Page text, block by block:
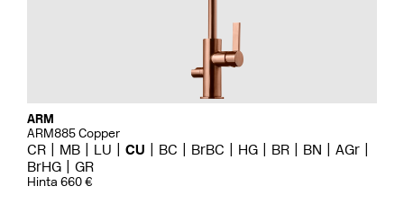
ARM
ARM885 Copper
CR MB LU CU BC BrBC HG BR BN
AGr
BrHG
GR
Hinta 660 €